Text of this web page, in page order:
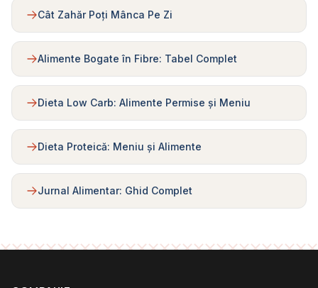
Cât Zahăr Poți Mânca Pe Zi
Alimente Bogate în Fibre: Tabel Complet
Dieta Low Carb: Alimente Permise și Meniu
Dieta Proteică: Meniu și Alimente
Jurnal Alimentar: Ghid Complet